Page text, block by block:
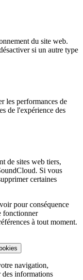
du site web.
si un autre type
les performances de
de l'expérience des
de sites web tiers,
Si vous
certaines
pour conséquence
fonctionner
à tout moment.
navigation,
des informations